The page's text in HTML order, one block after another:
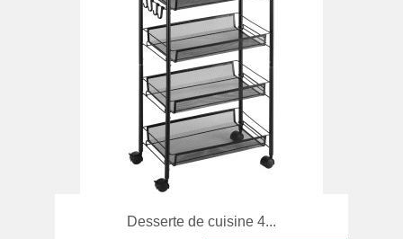
Desserte de cuisine 4...